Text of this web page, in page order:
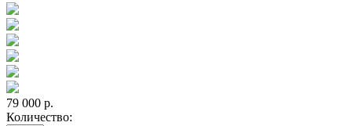
79 000 р.
Количество: